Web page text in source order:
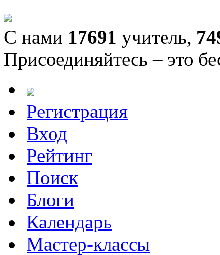
С нами 17691 учитель,
Присоединяйтесь – это
Регистрация
Вход
Рейтинг
Поиск
Блоги
Календарь
Мастер-классы